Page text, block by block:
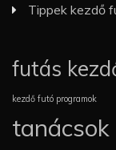
Tippek kezdő
futás
kezdő futó programok